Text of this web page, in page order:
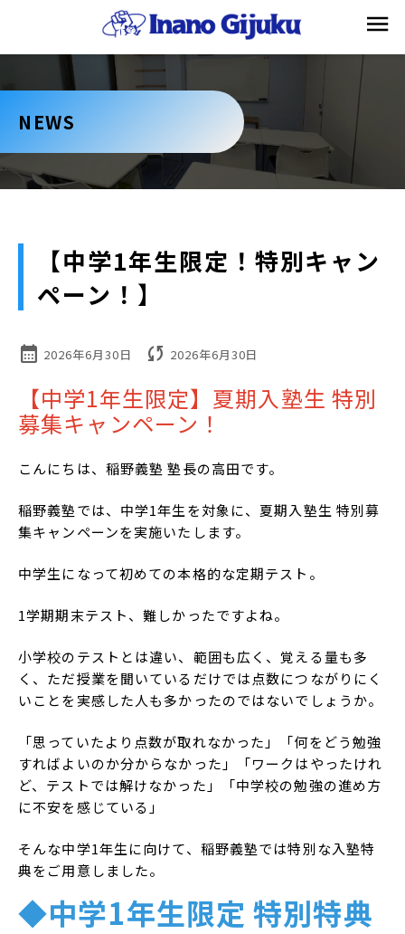
NEWS
【中学1年生限定！特別キャン
ペーン！】
calendar_month 2026年6月30日 sync 2026年6月30日
【中学1年生限定】夏期入塾生 特別
募集キャンペーン！
こんにちは、稲野義塾 塾長の高田です。
稲野義塾では、中学1年生を対象に、夏期入塾生 特別募
集キャンペーンを実施いたします。
中学生になって初めての本格的な定期テスト。
1学期期末テスト、難しかったですよね。
小学校のテストとは違い、範囲も広く、覚える量も多
く、ただ授業を聞いているだけでは点数につながりにく
いことを実感した人も多かったのではないでしょうか。
「思っていたより点数が取れなかった」「何をどう勉強
すればよいのか分からなかった」「ワークはやったけれ
ど、テストでは解けなかった」「中学校の勉強の進め方
に不安を感じている」
そんな中学1年生に向けて、稲野義塾では特別な入塾特
典をご用意しました。
◆中学1年生限定 特別特典